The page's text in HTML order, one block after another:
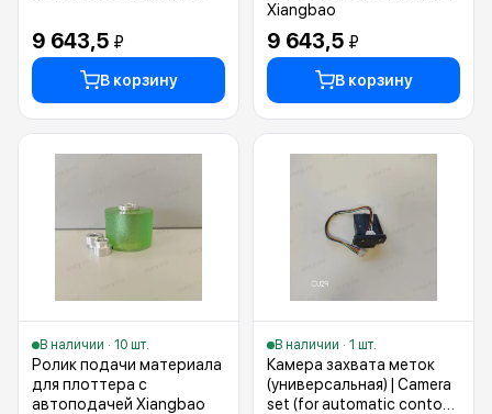
9 643,5 ₽
В корзину
Xiangbao
9 643,5 ₽
В корзину
В наличии · 10 шт.
Ролик подачи материала
для плоттера с
автоподачей Xiangbao
В наличии · 1 шт.
Камера захвата меток
(универсальная) | Camera
set (for automatic contour